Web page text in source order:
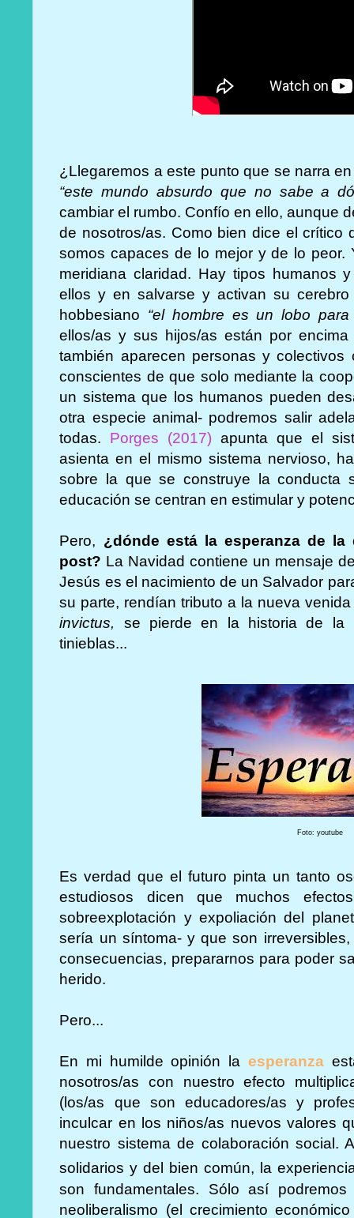
¿Llegaremos a este punto que se narra
“este mundo absurdo que no sabe a
cambiar el rumbo. Confío en ello, aunque
de nosotros/as. Como bien dice el crítico
somos capaces de lo mejor y de lo
meridiana claridad. Hay tipos humanos
ellos y en salvarse y activan su
hobbesiano “el hombre es un lobo para
ellos/as y sus hijos/as están por
también aparecen personas y
conscientes de que solo mediante la
un sistema que los humanos pueden
otra especie animal- podremos salir
todas. Porges (2017) apunta que el
asienta en el mismo sistema nervioso,
sobre la que se construye la
educación se centran en estimular y
Pero, ¿dónde está la esperanza de
post? La Navidad contiene un mensaje
Jesús es el nacimiento de un Salvador
su parte, rendían tributo a la nueva
invictus,
se pierde en la historia de la
tinieblas...
Foto: youtube
Es verdad que el futuro pinta un tanto
estudiosos dicen que muchos
sobreexplotación y expoliación del
sería un síntoma- y que son
consecuencias, prepararnos para poder
herido.
Pero...
En mi humilde opinión la esperanza
nosotros/as con nuestro efecto
(los/as que son educadores/as y
inculcar en los niños/as nuevos valores
nuestro sistema de colaboración social.
solidarios y del bien común, la
son fundamentales. Sólo así
neoliberalismo (el crecimiento